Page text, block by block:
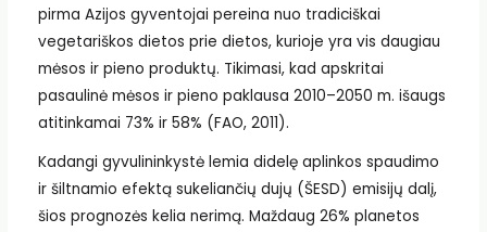
pirma Azijos gyventojai pereina nuo tradiciškai
vegetariškos dietos prie dietos, kurioje yra vis daugiau
mėsos ir pieno produktų. Tikimasi, kad apskritai
pasaulinė mėsos ir pieno paklausa 2010–2050 m. išaugs
atitinkamai 73% ir 58% (FAO, 2011).
Kadangi gyvulininkystė lemia didelę aplinkos spaudimo
ir šiltnamio efektą sukeliančių dujų (ŠESD) emisijų dalį,
šios prognozės kelia nerimą. Maždaug 26% planetos